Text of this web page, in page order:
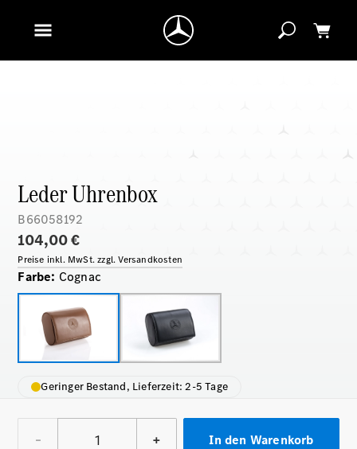
Leder Uhrenbox
B66058192
104,00 €
Preise inkl. MwSt. zzgl. Versandkosten
Farbe: Cognac
Geringer Bestand, Lieferzeit: 2-5 Tage
– + In den Warenkorb